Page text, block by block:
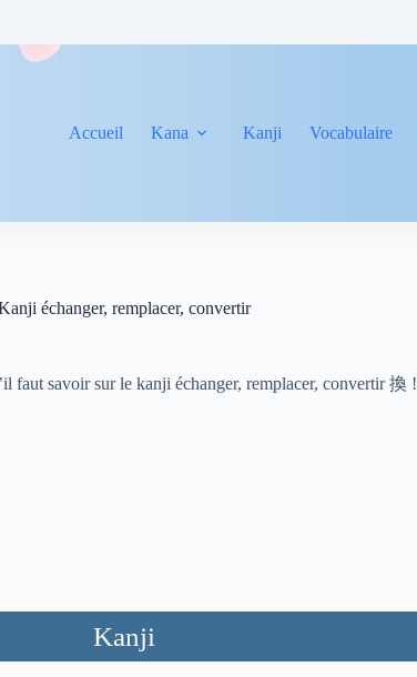
Accueil Kana Kanji Vocabulaire
échanger, remplacer, convertir
faut savoir sur le kanji échanger, remplacer, convertir 換 !
Kanji